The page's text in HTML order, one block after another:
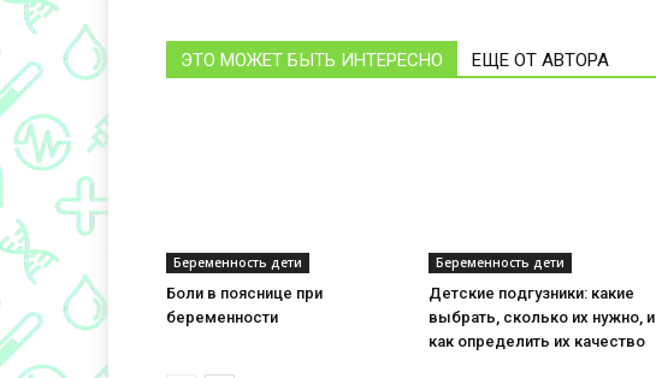
ЭТО МОЖЕТ БЫТЬ ИНТЕРЕСНО ЕЩЕ ОТ АВТОРА
Беременность дети
Боли в пояснице при
беременности
Беременность дети
Детские подгузники: какие
выбрать, сколько их нужно, и
как определить их качество